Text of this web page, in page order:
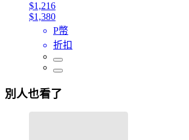
$1,216
$1,380
P幣
折扣
別人也看了